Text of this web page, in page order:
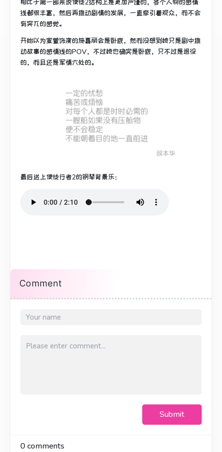
相比于第一部来说使徒2结构上是更加严谨的，各个人物的感情
线都很丰富，然后再推动剧情的发展，一直牵引着观众，而不会
有突兀的感觉。
开始以为宣萱饰演的施嘉丽会是卧底，然而没想到她只是剧中推
动故事的感情线的POV，不过她也确实是卧底，只不过是退役
的，而且还是军情六处的。
最后送上使徒行者2的钢琴背景乐：
Comment
Submit
0comments